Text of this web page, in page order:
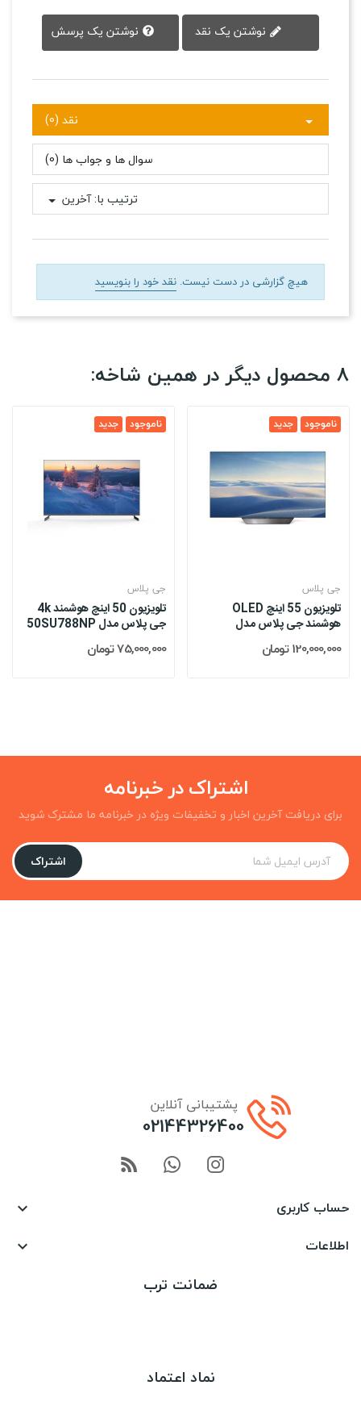
نوشتن یک پرسش
نقد (0)
سوال ها و جواب ها (0)
ترتیب با:آخرین
هیچ گزارشی در دست نیست. نقد خود را بنویسید
8 محصول دیگر در همین شاخه:
جدید ناموجود
جی پلاس
تلویزیون 50 اینچ هوشمند 4k
جی پلاس مدل 50SU788NP
75,000,000 تومان
جدید ناموجود
جی پلاس
تلویزیون 55 اینچ OLED
هوشمند جی پلاس مدل
55SO621N
120,000,000 تومان
اشتراک در خبرنامه
برای دریافت آخرین اخبار و تخفیفات ویژه در خبرنامه ما مشترک شوید
اشتراک
پشتیبانی آنلاین
02144326400
حساب کاربری 
اطلاعات 
ضمانت ترب
نماد اعتماد